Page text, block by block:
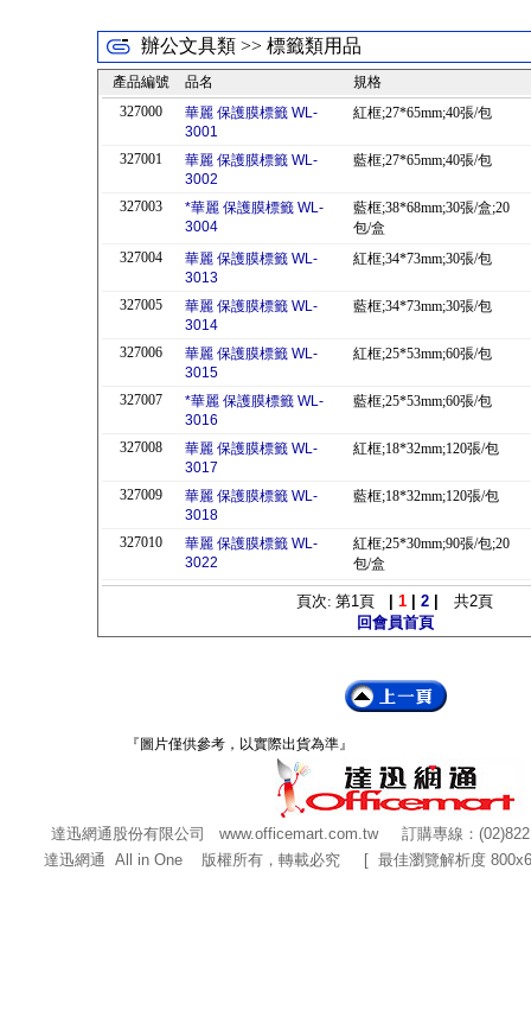
辦公文具類 >> 標籤類用品
產品編號 品名
規格
327000
華麗 保護膜標籤 WL-
3001
紅框;27*65mm;40張/包
327001
華麗 保護膜標籤 WL-
3002
藍框;27*65mm;40張/包
327003
*華麗 保護膜標籤 WL-
3004
藍框;38*68mm;30張/盒;20
包/盒
327004
華麗 保護膜標籤 WL-
3013
紅框;34*73mm;30張/包
327005
華麗 保護膜標籤 WL-
3014
藍框;34*73mm;30張/包
327006
華麗 保護膜標籤 WL-
3015
紅框;25*53mm;60張/包
327007
*華麗 保護膜標籤 WL-
3016
藍框;25*53mm;60張/包
327008
華麗 保護膜標籤 WL-
3017
紅框;18*32mm;120張/包
327009
華麗 保護膜標籤 WL-
3018
藍框;18*32mm;120張/包
327010
華麗 保護膜標籤 WL-
3022
紅框;25*30mm;90張/包;20
包/盒
頁次: 第1頁 1 2 共2頁
回會員首頁
『圖片僅供參考，以實際出貨為準』
達迅網通股份有限公司 www.officemart.com.tw訂購專線：
達迅網通 All in One 版權所有，轉載必究 [ 最佳瀏覽解析度